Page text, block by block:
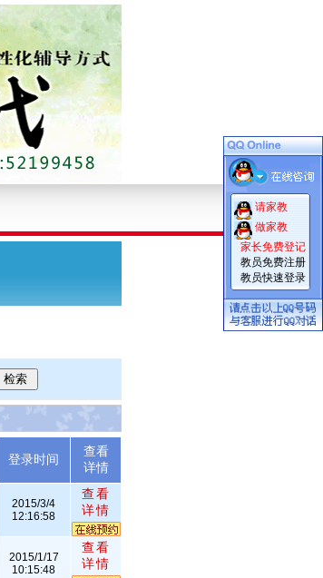
登录时间
查看
详情
2015/3/4
12:16:58
查看
详情
2015/1/17
10:15:48
查看
详情
请家教
做家教
家长免费登记
教员免费注册
教员快速登录